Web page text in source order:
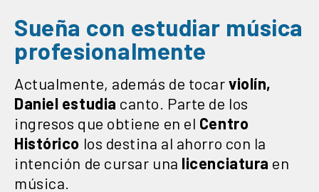
Sueña con estudiar música
profesionalmente
Actualmente, además de tocarviolín,
Daniel estudia canto. Parte de los
ingresos que obtiene en el Centro
Histórico los destina al ahorro con la
intención de cursar una licenciatura en
música.